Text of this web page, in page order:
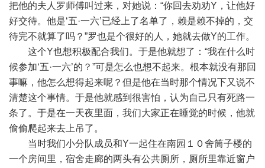
把他的夫人罗师傅叫过来，对她说：“你回去劝劝Y，让他好
好交待。他是‘五·一六’已经上了名单了，赖是赖不掉的，交
待完不就算了吗？”罗也是个很好的人，她就去做Y的工作。
这个Y也想积极配合我们。于是他就想了：“我在什么时
候参加‘五·一六’的？”可是怎么也想不起来。根本就没有那回
事嘛，他怎么想得起来呢？但是他在当时那个情况下又说不
清楚这个事情。于是他就感到很害怕，认为自己只有死路一
条了。于是在一天夜里面，我们大家正在睡觉的时候，他就
偷偷爬起来去上吊了。
当时我们小分队成员和Y一起住在南园１０舍筒子楼的
一个房间里，宿舍走廊的两头有公共厕所，厕所里靠近窗户